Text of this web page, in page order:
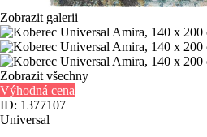
Zobrazit galerii
Zobrazit všechny
Výhodná cena
ID: 1377107
Universal